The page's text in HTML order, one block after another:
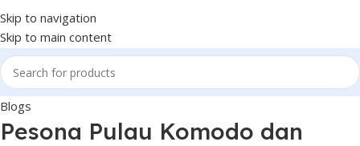
Skip to navigation
Skip to main content
Blogs
Pesona Pulau Komodo dan